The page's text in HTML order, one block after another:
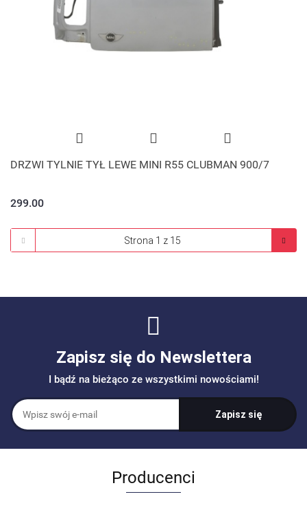
DRZWI TYLNIE TYŁ LEWE MINI R55 CLUBMAN 900/7
299.00
Zapisz się do Newslettera
I bądź na bieżąco ze wszystkimi nowościami!
Producenci